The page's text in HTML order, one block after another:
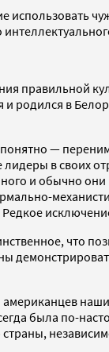
правильной
родился в
—
в своих
и обычно
Редкое
что
была по-